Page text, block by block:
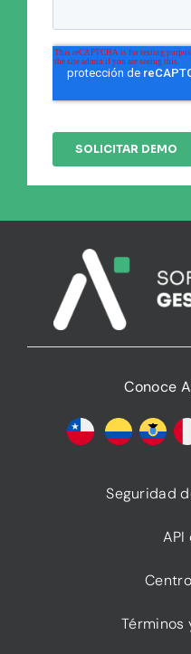
Conoce
Seguridad
API
Términos